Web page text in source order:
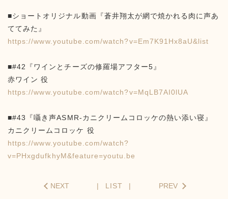
■ショートオリジナル動画『蒼井翔太が網で焼かれる肉に声あ
ててみた』
https://www.youtube.com/watch?v=Em7K91Hx8aU&list
■#42『ワインとチーズの修羅場アフター5』
赤ワイン 役
https://www.youtube.com/watch?v=MqLB7AI0lUA
■#43『囁き声ASMR-カニクリームコロッケの熱い添い寝』
カニクリームコロッケ 役
https://www.youtube.com/watch?
v=PHxgdufkhyM&feature=youtu.be
NEXT LIST PREV